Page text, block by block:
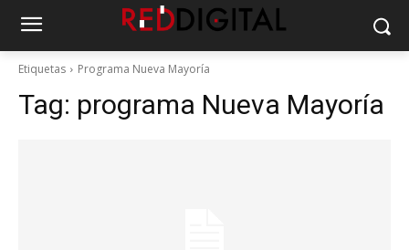
Etiquetas Programa Nueva Mayoría
Tag: programa Nueva Mayoría